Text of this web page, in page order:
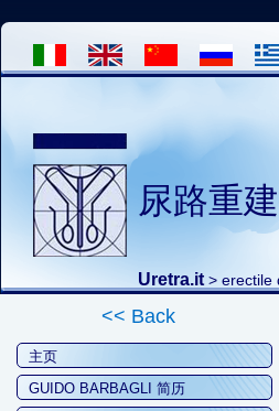
尿路重
Uretra.it > erectile
<< Back
主页
GUIDO BARBAGLI 简历